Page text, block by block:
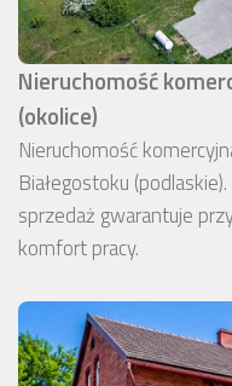
Nieruchomość
(okolice)
Nieruchomość
Białegostoku
sprzedaż gwarantuje
komfort pracy.